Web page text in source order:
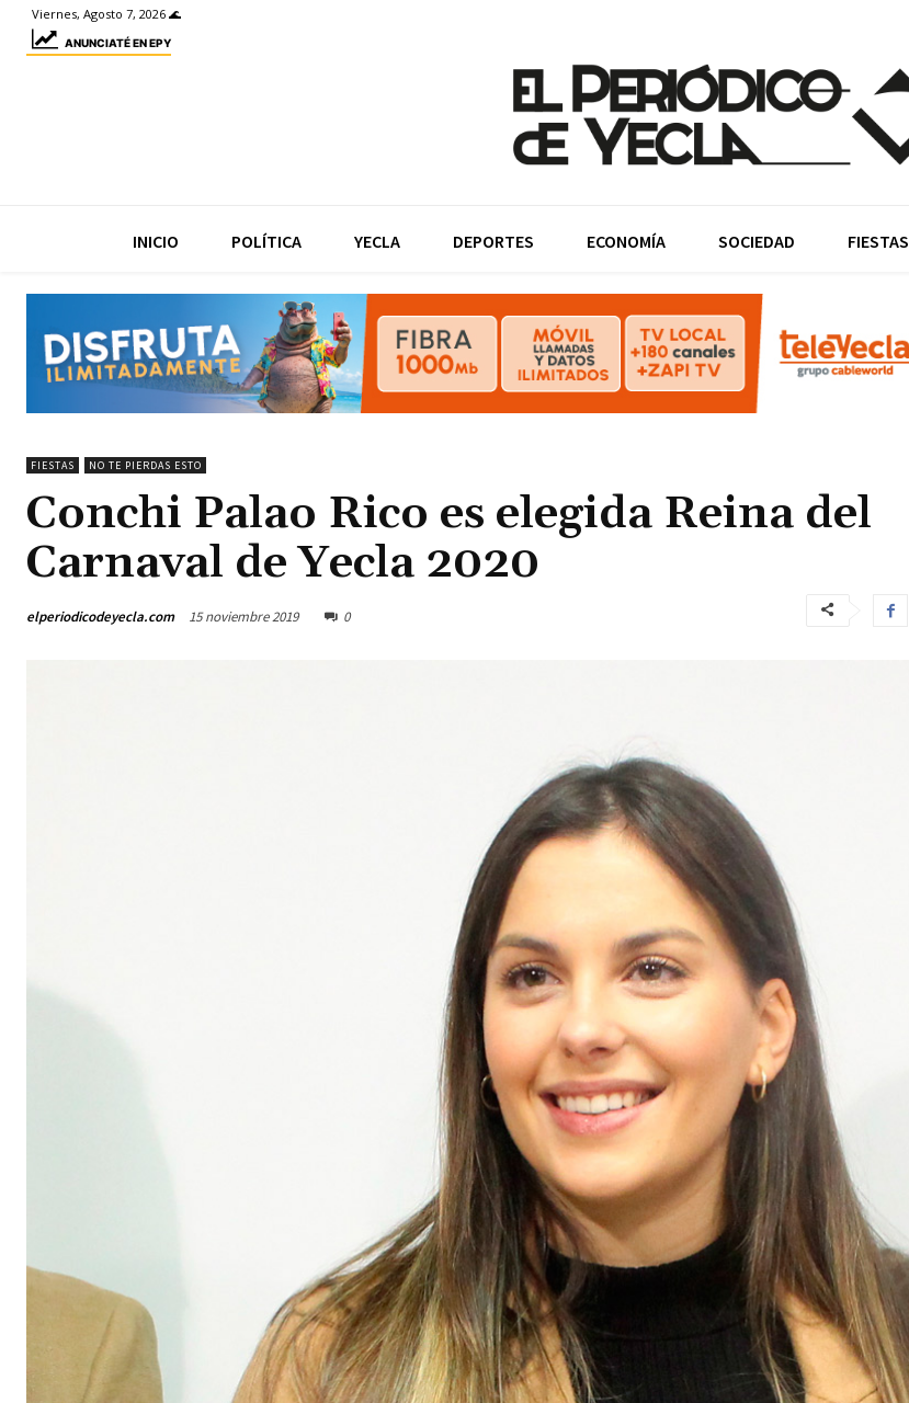
Viernes, Agosto 7, 2026 🌊
ANUNCIATÉ EN EPY
INICIO POLÍTICA YECLA DEPORTES ECONOMÍA SOCIEDAD FIESTAS
FIESTAS NO TE PIERDAS ESTO
Conchi Palao Rico es elegida Reina del
Carnaval de Yecla 2020
elperiodicodeyecla.com 15 noviembre 2019 0